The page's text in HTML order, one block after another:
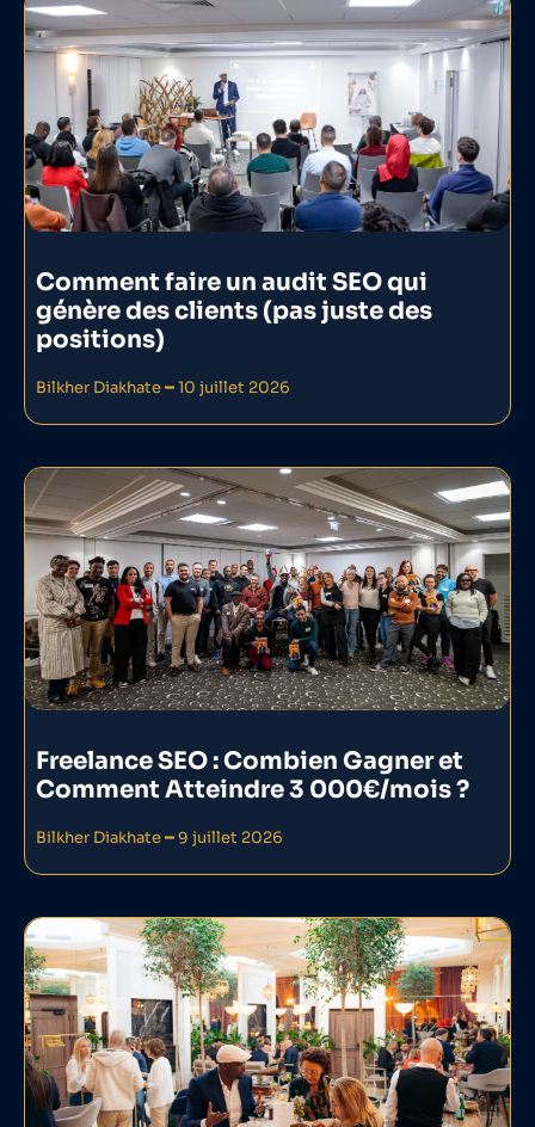
Comment faire un audit SEO qui
génère des clients (pas juste des
positions)
Bilkher Diakhate 10 juillet 2026
Freelance SEO : Combien Gagner et
Comment Atteindre 3 000€/mois ?
Bilkher Diakhate 9 juillet 2026